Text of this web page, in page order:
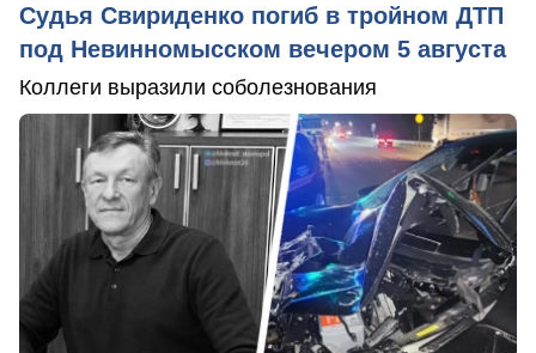
Судья Свириденко погиб в тройном ДТП
под Невинномысском вечером 5 августа
Коллеги выразили соболезнования